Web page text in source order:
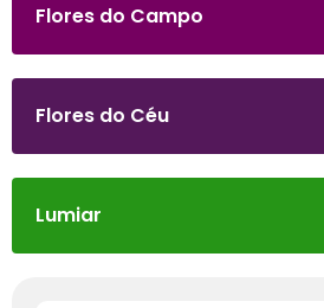
Flores do Campo
Flores do Céu
Lumiar